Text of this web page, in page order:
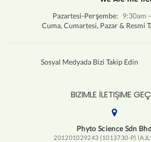
Pazartesi-Perşembe: 9:30am
Cuma, Cumartesi, Pazar & Resmi
Sosyal Medyada Bizi Takip Edin
BIZIMLE İLETIŞIME
Phyto Science Sdn
201201029243 (1013730-P)